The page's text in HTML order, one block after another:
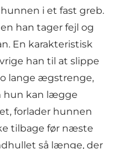
i et fast greb.
han tager fejl og
En karakteristisk
han til at slippe
lange ægstrenge,
hun kan lægge
forlader hunnen
tilbage før næste
så længe, der